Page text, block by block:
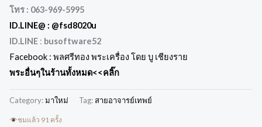
โทร : 063-969-5995
ID.LINE@ : @fsd8020u
ID.LINE : busoftware52
Facebook : พลศรีทอง พระเครื่อง โดย บู เชียงราย
พระอื่นๆในร้านทั้งหมด<<คลิ๊ก
Category:มาใหม่ Tag: สายอาจารย์เทพย์
ชมแล้ว 91 ครั้ง